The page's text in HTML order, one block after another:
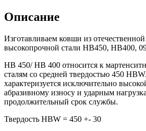
Описание
Изготавливаем ковши из
высокопрочной стали HB450, HB400,
HB 450/ HB 400 относится к
сталям со средней твердостью 450
характеризуется исключительно
абразивному износу и ударным
продолжительный срок службы.
Твердость HBW = 450 +- 30